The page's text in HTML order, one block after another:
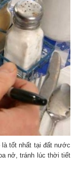
tốt nhất tại đất nước
nở, tránh lúc thời tiết